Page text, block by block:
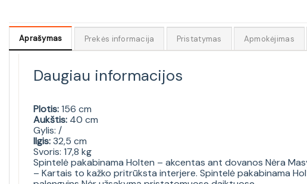
Aprašymas Prekės informacija Pristatymas Apmokėjimas
Daugiau informacijos
Plotis:156 cm
Aukštis: 40 cm
Gylis: /
Ilgis:32,5 cm
Svoris: 17,8 kg
Spintelė pakabinama Holten – akcentas ant dovanos Nėra
– Kartais to kažko pritrūksta interjere. Spintelė pakabinama